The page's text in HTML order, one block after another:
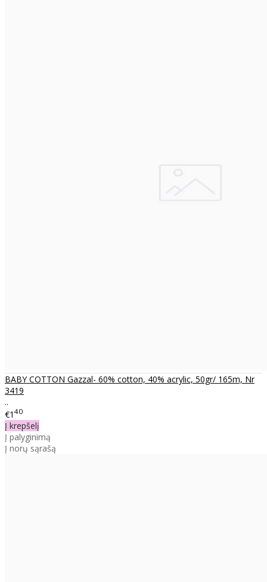
BABY COTTON Gazzal- 60% cotton, 40% acrylic, 50gr/ 165m, Nr
3419
..
€1 40
Į krepšelį
Į palyginimą
Į norų sąrašą